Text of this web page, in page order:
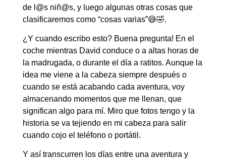
de l@s niñ@s, y luego algunas otras cosas que
clasificaremos como “cosas varias”😅🤣.
¿Y cuando escribo esto? Buena pregunta! En el
coche mientras David conduce o a altas horas de
la madrugada, o durante el día a ratitos. Aunque la
idea me viene a la cabeza siempre después o
cuando se está acabando cada aventura, voy
almacenando momentos que me llenan, que
significan algo para mí. Miro que fotos tengo y la
historia se va tejiendo en mi cabeza para salir
cuando cojo el teléfono o portátil.
Y así transcurren los días entre una aventura y